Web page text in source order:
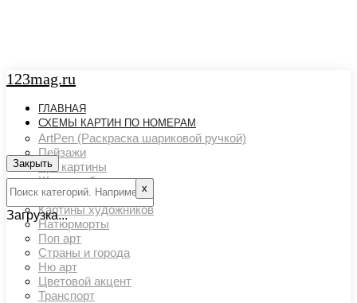
123mag.ru
ГЛАВНАЯ
СХЕМЫ КАРТИН ПО НОМЕРАМ
ArtPen (Раскраска шариковой ручкой)
Пейзажи
Арт картины
Животный мир
Люди
Картины художников
Натюрморты
Поп арт
Страны и города
Ню арт
Цветовой акцент
Транспорт
Закрыть
х
Загрузка...